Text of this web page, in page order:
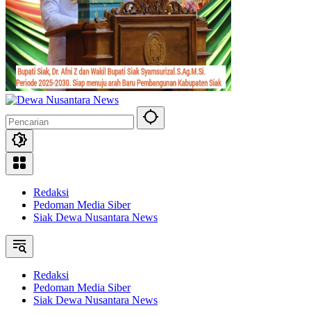
Redaksi
Pedoman Media Siber
Siak Dewa Nusantara News
Redaksi
Pedoman Media Siber
Siak Dewa Nusantara News